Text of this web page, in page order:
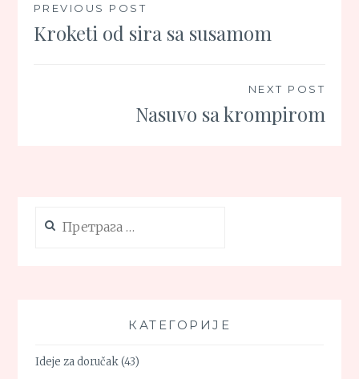
Кретање
чланка
PREVIOUS POST
Kroketi od sira sa susamom
NEXT POST
Nasuvo sa krompirom
за:
КАТЕГОРИЈЕ
Ideje za doručak(43)